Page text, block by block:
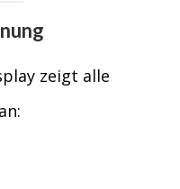
zeigt alle